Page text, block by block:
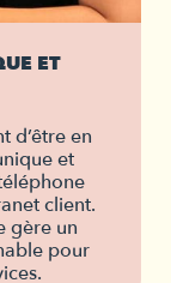
ET
d’être en
et
client.
gère un
pour